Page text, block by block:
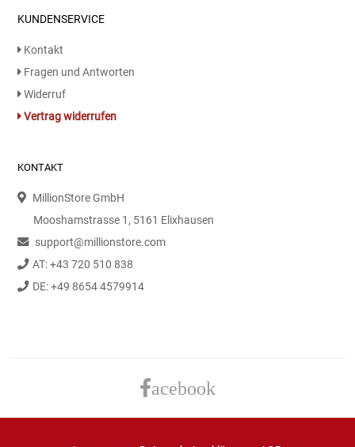
KUNDENSERVICE
Kontakt
Fragen und Antworten
Widerruf
Vertrag widerrufen
KONTAKT
MillionStore GmbH
Mooshamstrasse 1, 5161 Elixhausen
support@millionstore.com
AT: +43 720 510 838
DE: +49 8654 4579914
acebook